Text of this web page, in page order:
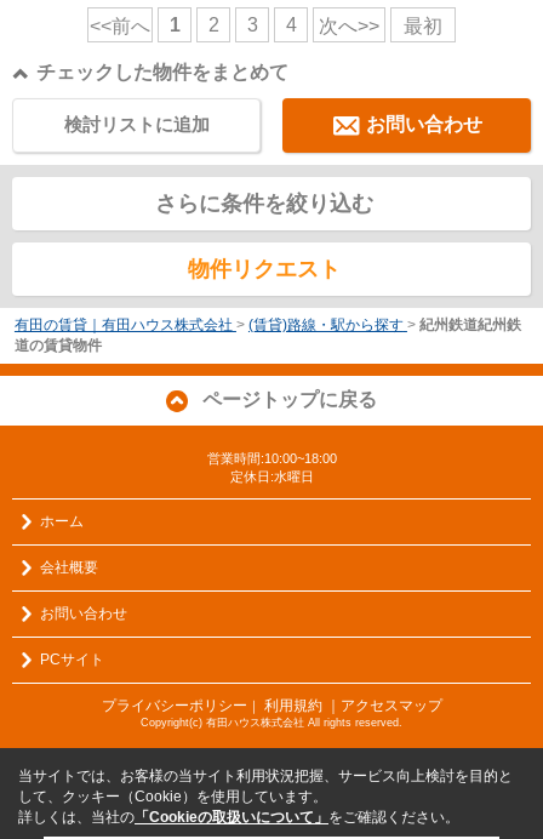
<<前へ 1 2 3 4 次へ>> 最初
チェックした物件をまとめて
お問い合わせ
検討リストに追加
さらに条件を絞り込む
物件リクエスト
有田の賃貸｜有田ハウス株式会社 > (賃貸)路線・駅から探す > 紀州鉄道紀州鉄
道の賃貸物件
ページトップに戻る
営業時間:10:00~18:00
定休日:水曜日
ホーム
会社概要
お問い合わせ
PCサイト
プライバシーポリシー ｜ 利用規約 ｜アクセスマップ
Copyright(c) 有田ハウス株式会社 All rights reserved.
当サイトでは、お客様の当サイト利用状況把握、サービス向上検討を目的と
して、クッキー（Cookie）を使用しています。
詳しくは、当社の 「Cookieの取扱いについて」 をご確認ください。